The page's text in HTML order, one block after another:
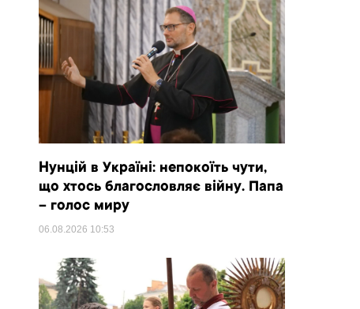
Нунцій в Україні: непокоїть чути,
що хтось благословляє війну. Папа
– голос миру
06.08.2026 10:53